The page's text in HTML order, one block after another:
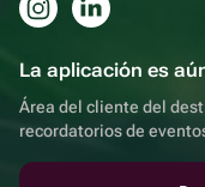
La aplicación es
Área del cliente del
recordatorios de